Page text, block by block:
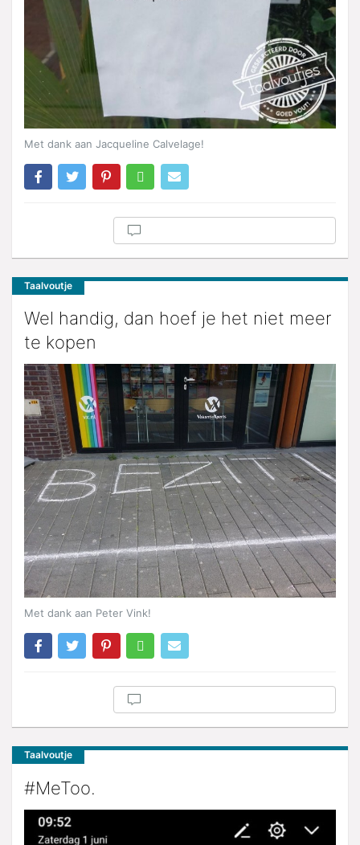
Met dank aan Jacqueline Calvelage!
Taalvoutje
Wel handig, dan hoef je het niet meer
te kopen
Met dank aan Peter Vink!
Taalvoutje
#MeToo.